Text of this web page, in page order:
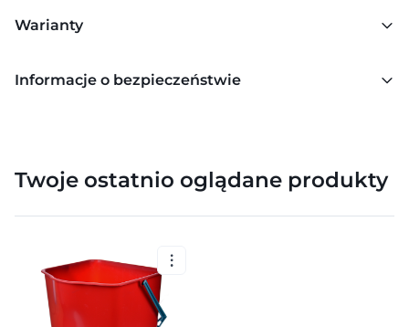
Warianty
Informacje o bezpieczeństwie
Twoje ostatnio oglądane produkty